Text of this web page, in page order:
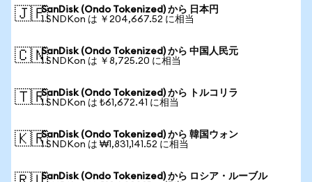
🇯🇵SanDisk (Ondo Tokenized) から 日本円
1 SNDKon は ￥204,667.52 に相当
🇨🇳SanDisk (Ondo Tokenized) から 中国人民元
1 SNDKon は ￥8,725.20 に相当
🇹🇷SanDisk (Ondo Tokenized) から トルコリラ
1 SNDKon は ₺61,672.41 に相当
🇰🇷SanDisk (Ondo Tokenized) から 韓国ウォン
1 SNDKon は ₩1,831,141.52 に相当
SanDisk (Ondo Tokenized) から ロシア・ルーブル